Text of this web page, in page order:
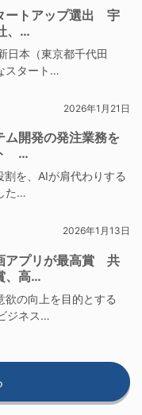
ートアップ選出 宇
、…
日本（東京都千代田
スタート…
2026年1月21日
ム開発の発注業務を
…
を、AIが肩代わりする
た…
2026年1月13日
アプリが最高賞 共
、高…
の向上を目的とする
ジネス…